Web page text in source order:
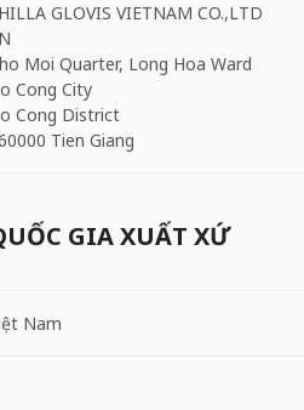
GLOVIS VIETNAM CO.,LTD
Moi Quarter, Long Hoa Ward
Cong City
Cong District
Tien Giang
GIA XUẤT XỨ
Nam